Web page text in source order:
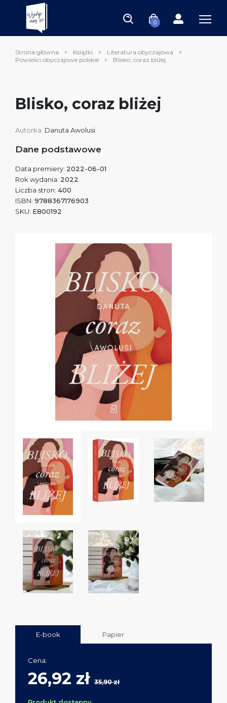
0
Strona główna Książki
Literatura obyczajowa
Powieści obyczajowe polskie
Blisko, coraz bliżej
Blisko, coraz bliżej
Autorka: Danuta Awolusi
Dane podstawowe
Data premiery: 2022-06-01
Rok wydania: 2022
Liczba stron: 400
ISBN: 9788367176903
SKU: E800192
E-book Papier
Cena:
26,92 zł 35,90 zł